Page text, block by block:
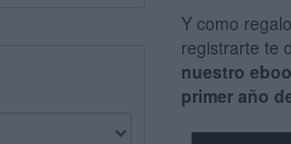
Y como
registrarte te
nuestro
primer año